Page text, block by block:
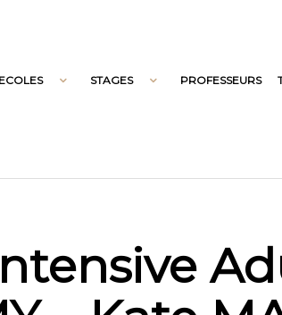
ECOLES STAGES PROFESSEURS